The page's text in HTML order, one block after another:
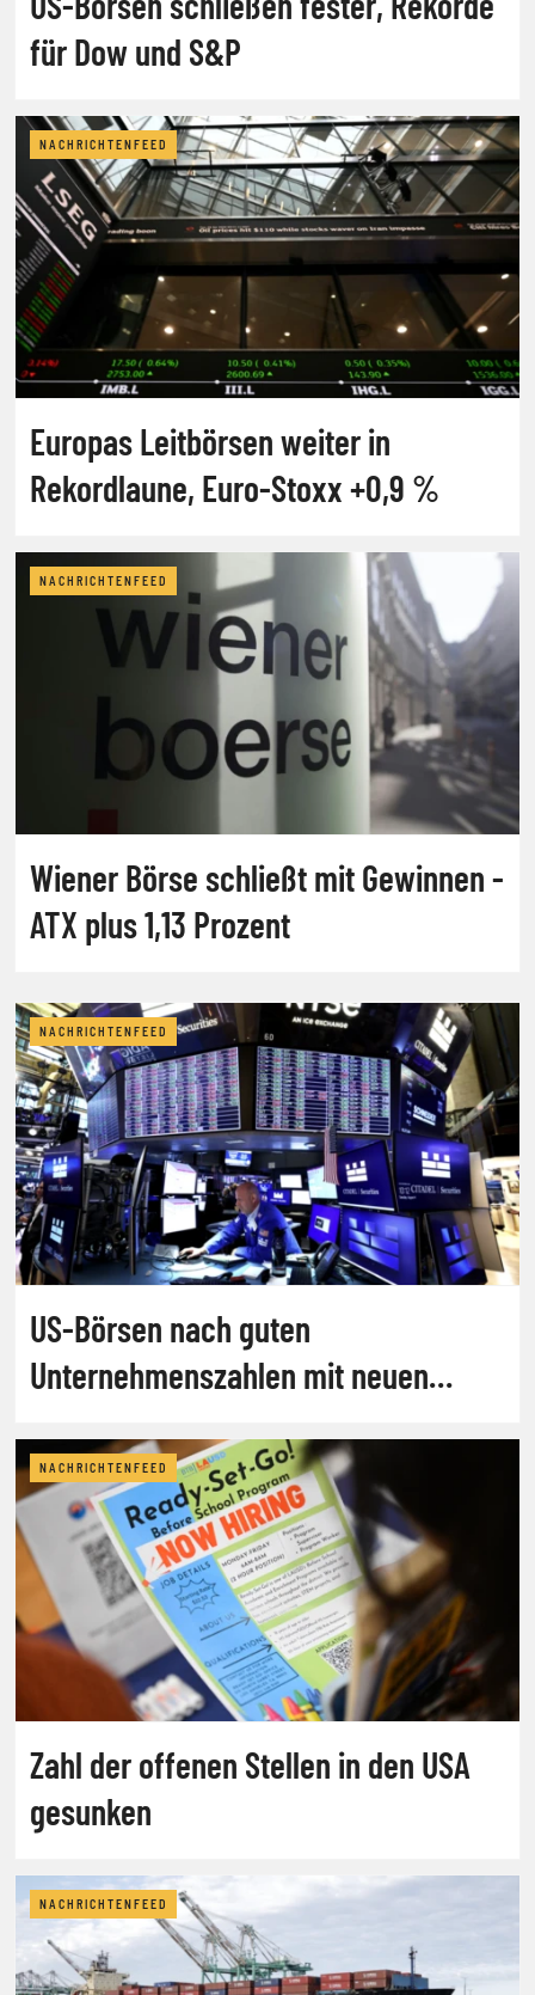
für Dow und S&P
NACHRICHTENFEED
Europas Leitbörsen weiter in
Rekordlaune, Euro-Stoxx +0,9 %
NACHRICHTENFEED
Wiener Börse schließt mit Gewinnen -
ATX plus 1,13 Prozent
NACHRICHTENFEED
US-Börsen nach guten
Unternehmenszahlen mit neuen
NACHRICHTENFEED
Zahl der offenen Stellen in den USA
gesunken
NACHRICHTENFEED